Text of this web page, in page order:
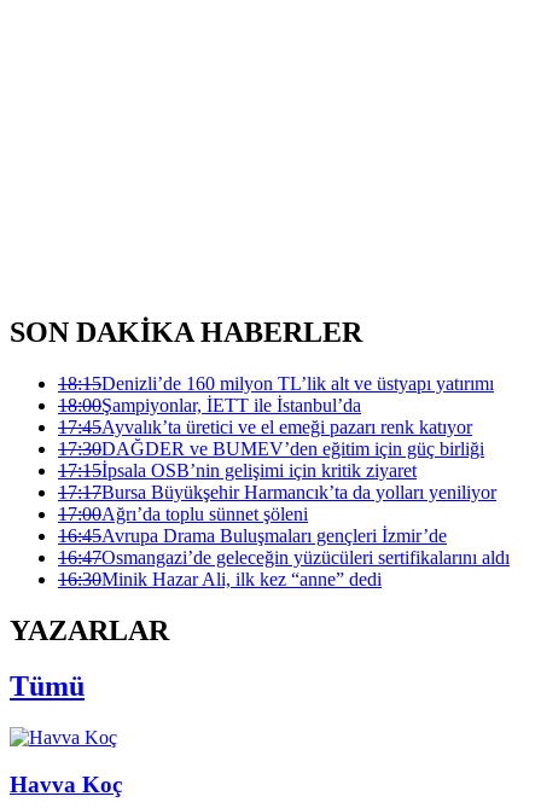
SON DAKİKA HABERLER
18:15Denizli’de 160 milyon TL’lik alt ve üstyapı yatırımı
18:00Şampiyonlar, İETT ile İstanbul’da
17:45Ayvalık’ta üretici ve el emeği pazarı renk katıyor
17:30DAĞDER ve BUMEV’den eğitim için güç birliği
17:15İpsala OSB’nin gelişimi için kritik ziyaret
17:17Bursa Büyükşehir Harmancık’ta da yolları yeniliyor
17:00Ağrı’da toplu sünnet şöleni
16:45Avrupa Drama Buluşmaları gençleri İzmir’de
16:47Osmangazi’de geleceğin yüzücüleri sertifikalarını aldı
16:30Minik Hazar Ali, ilk kez “anne” dedi
YAZARLAR
Tümü
Havva Koç